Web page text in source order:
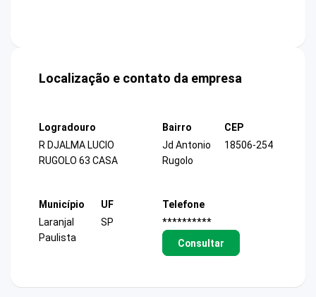
Localização e contato da empresa
Logradouro
R DJALMA LUCIO
RUGOLO 63 CASA
Bairro
Jd Antonio
Rugolo
CEP
18506-254
Município
Laranjal
Paulista
UF
SP
Telefone
**********
Consultar